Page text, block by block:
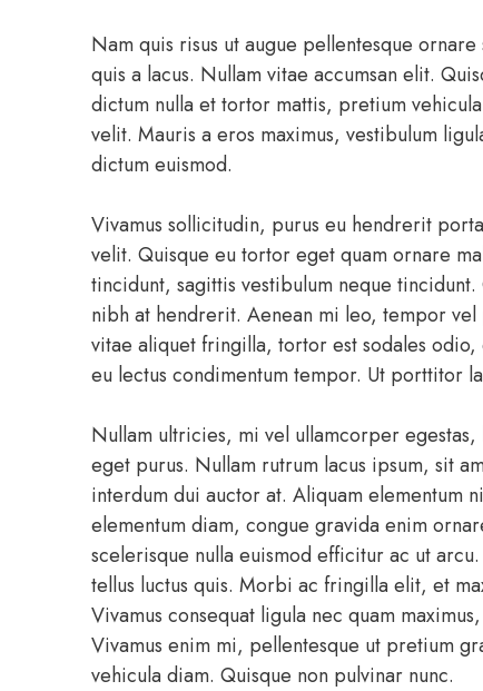
Nam quis risus ut augue pellentesque
quis a lacus. Nullam vitae accumsan elit.
dictum nulla et tortor mattis, pretium
velit. Mauris a eros maximus, vestibulum
dictum euismod.
Vivamus sollicitudin, purus eu hendrerit
velit. Quisque eu tortor eget quam ornare
tincidunt, sagittis vestibulum neque
nibh at hendrerit. Aenean mi leo, tempor
vitae aliquet fringilla, tortor est sodales odio,
eu lectus condimentum tempor. Ut porttitor
Nullam ultricies, mi vel ullamcorper
eget purus. Nullam rutrum lacus ipsum, sit
interdum dui auctor at. Aliquam elementum
elementum diam, congue gravida enim
scelerisque nulla euismod efficitur ac ut
tellus luctus quis. Morbi ac fringilla elit, et
Vivamus consequat ligula nec quam
Vivamus enim mi, pellentesque ut pretium
vehicula diam. Quisque non pulvinar nunc.